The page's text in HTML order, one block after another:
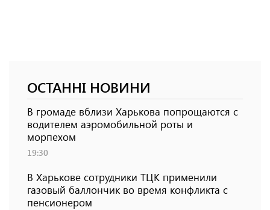
ОСТАННІ НОВИНИ
В громаде вблизи Харькова попрощаются с
водителем аэромобильной роты и
морпехом
19:30
В Харькове сотрудники ТЦК применили
газовый баллончик во время конфликта с
пенсионером